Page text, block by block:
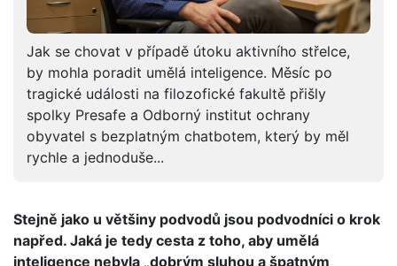
Jak se chovat v případě útoku aktivního střelce,
by mohla poradit umělá inteligence. Měsíc po
tragické události na filozofické fakultě přišly
spolky Presafe a Odborný institut ochrany
obyvatel s bezplatným chatbotem, který by měl
rychle a jednoduše...
Stejně jako u většiny podvodů jsou podvodníci o krok
napřed. Jaká je tedy cesta z toho, aby umělá
inteligence nebyla „dobrým sluhou a špatným